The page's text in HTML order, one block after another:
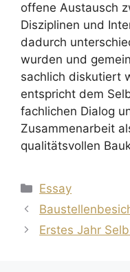
offene Austausch
Disziplinen und
dadurch
wurden und
sachlich diskutiert
entspricht dem
fachlichen Dialog
Zusammenarbeit
qualitätsvollen
Kategorien
Essay
Erstes Jahr